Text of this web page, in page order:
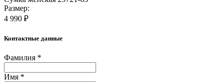
Размер:
4 990 ₽
Контактные данные
Фамилия *
Имя *